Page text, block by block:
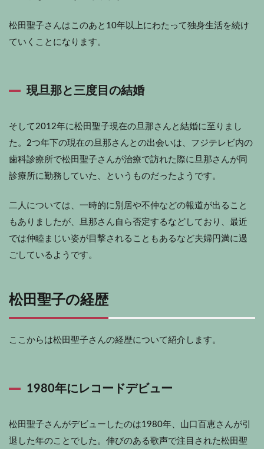
松田聖子さんはこのあと10年以上にわたって独身生活を続け
ていくことになります。
現旦那と三度目の結婚
そして2012年に松田聖子現在の旦那さんと結婚に至りまし
た。2つ年下の現在の旦那さんとの出会いは、フジテレビ内の
歯科診療所で松田聖子さんが治療で訪れた際に旦那さんが同
診療所に勤務していた、というものだったようです。
二人については、一時的に別居や不仲などの報道が出ること
もありましたが、旦那さん自ら否定するなどしており、最近
では仲睦まじい姿が目撃されることもあるなど夫婦円満に過
ごしているようです。
松田聖子の経歴
ここからは松田聖子さんの経歴について紹介します。
1980年にレコードデビュー
松田聖子さんがデビューしたのは1980年、山口百恵さんが引
退した年のことでした。伸びのある歌声で注目された松田聖